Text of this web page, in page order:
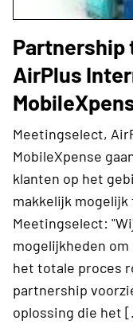
Partnership
AirPlus
Meetingselect,
MobileXpense
klanten op het
makkelijk
Meetingselect:
mogelijkheden
het totale proces
partnership
oplossing die het